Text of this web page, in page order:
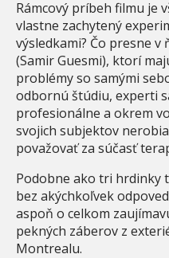
Rámcový príbeh filmu je
vlastne zachytený
výsledkami? Čo presne v
(Samir Guesmi), ktorí
problémy so samými
odbornú štúdiu, experti
profesionálne a okrem
svojich subjektov
považovať za súčasť
Podobne ako tri hrdinky
bez akýchkoľvek
aspoň o celkom
pekných záberov z
Montrealu.